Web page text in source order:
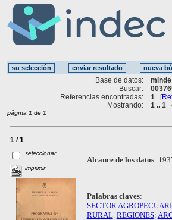
Base de datos:
minde
Buscar:
Referencias encontradas:
1 [
Mostrando:
1 .. 1
página 1 de 1
1 / 1
seleccionar
imprimir
Alcance de los datos:
Palabras claves:
SECTOR
RURAL. REGIONES;